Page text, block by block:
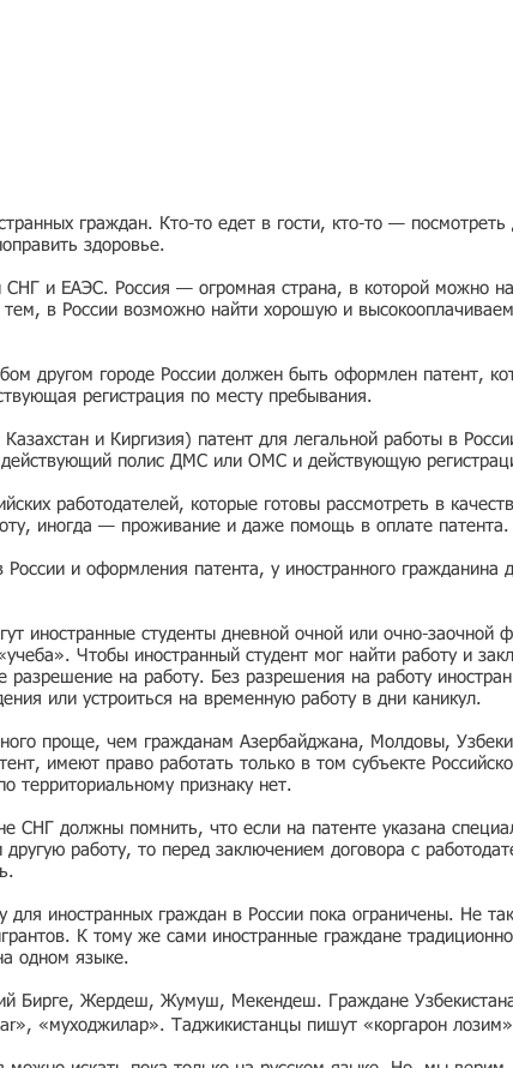
граждан. Кто-то едет в гости, кто-то — посмотреть
здоровье.
СНГ и ЕАЭС. Россия — огромная страна, в которой можно
в России возможно найти хорошую и
другом городе России должен быть оформлен патент,
регистрация по месту пребывания.
и Киргизия) патент для легальной работы в
действующий полис ДМС или ОМС и действующую
работодателей, которые готовы рассмотреть в
иногда — проживание и даже помощь в оплате патента.
и оформления патента, у иностранного гражданина
иностранные студенты дневной очной или очно-заочной
Чтобы иностранный студент мог найти работу и
на работу. Без разрешения на работу
или устроиться на временную работу в дни каникул.
проще, чем гражданам Азербайджана, Молдовы,
имеют право работать только в том субъекте
территориальному признаку нет.
СНГ должны помнить, что если на патенте указана
работу, то перед заключением договора с
для иностранных граждан в России пока ограничены. Не
К тому же сами иностранные граждане
одном языке.
Бирге, Жердеш, Жумуш, Мекендеш. Граждане
«муходжилар». Таджикистанцы пишут «коргарон